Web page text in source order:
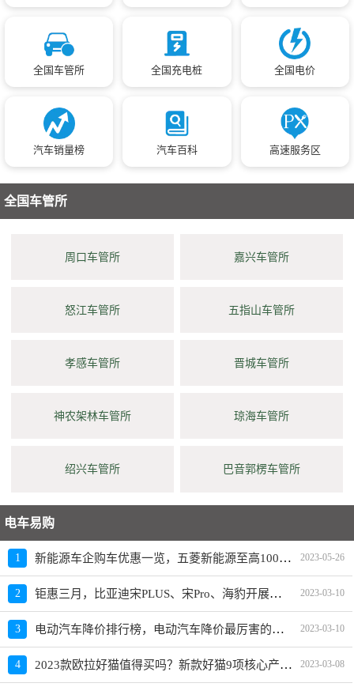
全国车管所 全国充电桩 全国电价
汽车销量榜 汽车百科 高速服务区
全国车管所
周口车管所 嘉兴车管所
怒江车管所 五指山车管所
孝感车管所 晋城车管所
神农架林车管所 琼海车管所
绍兴车管所 巴音郭楞车管所
电车易购
1 新能源车企购车优惠一览，五菱新能源至高10000元限时补贴 2023-05-26
2 钜惠三月，比亚迪宋PLUS、宋Pro、海豹开展限时优惠活动 2023-03-10
3 电动汽车降价排行榜，电动汽车降价最厉害的品牌是？ 2023-03-10
4 2023款欧拉好猫值得买吗？新款好猫9项核心产品力重磅升级 2023-03-08